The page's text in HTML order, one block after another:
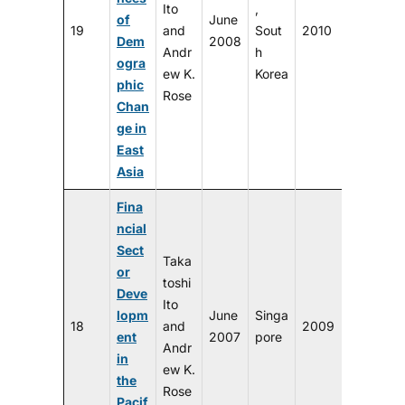
19
of
Dem
ogra
phic
Chan
ge in
East
Asia
Ito
and
Andr
ew K.
Rose
June
2008
,
Sout
h
Korea
2010
18
Fina
ncial
Sect
or
Deve
lopm
ent
in
the
Pacif
Taka
toshi
Ito
and
Andr
ew K.
Rose
June
2007
Singa
pore
2009